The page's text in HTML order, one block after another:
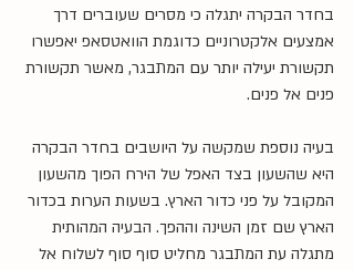
בחדר הבקרה יתגלה כי מסרים שעוברים דרך
אמצעים אלקטרוניים כדוגמת הוואטסאפ יאפשרו
תקשורת יעילה יותר עם המתבגר, מאשר תקשורת
פנים אל פנים.
בעיה נוספת שמקשה על היושבים בחדר הבקרה
היא שהשעון בצד האפל של הירח הפוך מהשעון
המקובל על פני כדור הארץ. בשעות הערות בכדור
הארץ שם זמן השינה וההפך. הבעיה המהותית
מתגלה עת המתבגר מחליט סוף סוף לשלוח אל